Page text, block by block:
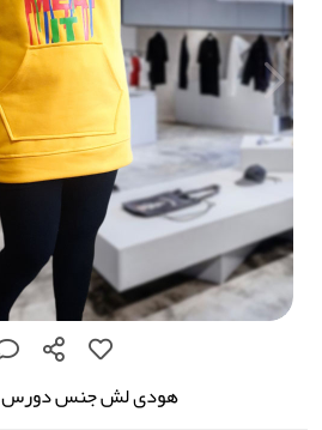
هودی لش جنس دورس 3 نخ پنبه